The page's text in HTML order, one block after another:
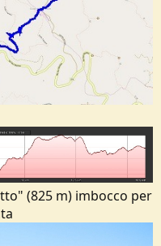
(825 m) imbocco per